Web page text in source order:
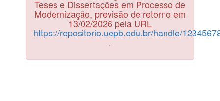
Teses e Dissertações em Processo de
Modernização, previsão de retorno em
13/02/2026 pela URL
https://repositorio.uepb.edu.br/handle/
.